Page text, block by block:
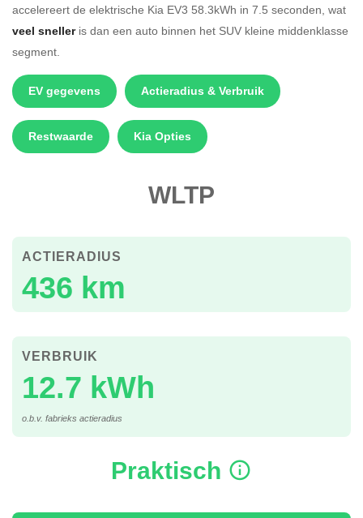
accelereert de elektrische Kia EV3 58.3kWh in 7.5 seconden, wat
veel snelleris dan een auto binnen het SUV kleine middenklasse
segment.
EV gegevens Actieradius & Verbruik
Restwaarde Kia Opties
WLTP
436 km
ACTIERADIUS
12.7 kWh
VERBRUIK
o.b.v. fabrieks actieradius
Praktisch